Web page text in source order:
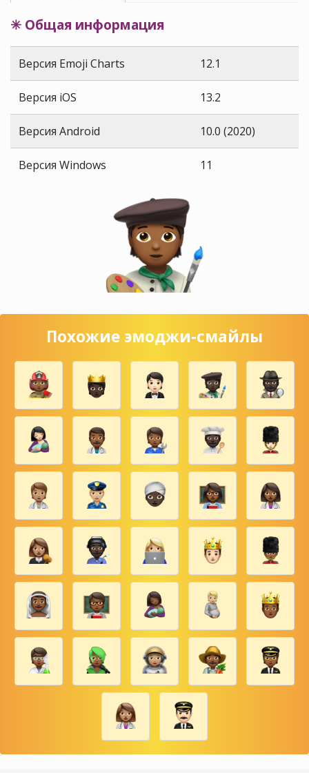
✳ Общая информация
Версия Emoji Charts 12.1
Версия iOS 13.2
Версия Android 10.0 (2020)
Версия Windows 11
Похожие эмоджи-смайлы